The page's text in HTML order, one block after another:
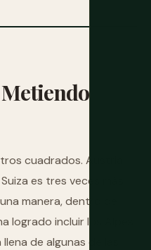
Metiendo
cuadrados. Austria
es tres veces más
manera, dentro de
logrado incluir los Alpes
de algunas de las